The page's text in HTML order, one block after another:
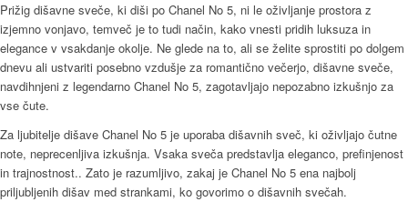
Prižig dišavne sveče, ki diši po Chanel No 5, ni le oživljanje prostora z
izjemno vonjavo, temveč je to tudi način, kako vnesti pridih luksuza in
elegance v vsakdanje okolje. Ne glede na to, ali se želite sprostiti po dolgem
dnevu ali ustvariti posebno vzdušje za romantično večerjo, dišavne sveče,
navdihnjeni z legendarno Chanel No 5, zagotavljajo nepozabno izkušnjo za
vse čute.
Za ljubitelje dišave Chanel No 5 je uporaba dišavnih sveč, ki oživljajo čutne
note, neprecenljiva izkušnja. Vsaka sveča predstavlja eleganco, prefinjenost
in trajnostnost.. Zato je razumljivo, zakaj je Chanel No 5 ena najbolj
priljubljenih dišav med strankami, ko govorimo o dišavnih svečah.